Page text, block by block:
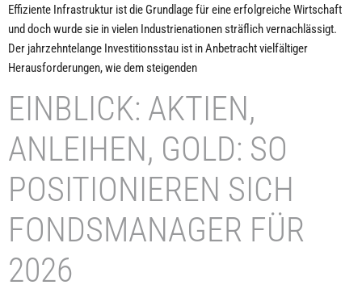
Effiziente Infrastruktur ist die Grundlage für eine erfolgreiche Wirtschaft
und doch wurde sie in vielen Industrienationen sträflich vernachlässigt.
Der jahrzehntelange Investitionsstau ist in Anbetracht vielfältiger
Herausforderungen, wie dem steigenden
EINBLICK: AKTIEN,
ANLEIHEN, GOLD: SO
POSITIONIEREN SICH
FONDSMANAGER FÜR
2026